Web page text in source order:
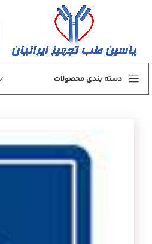
دسته بندی محصولات